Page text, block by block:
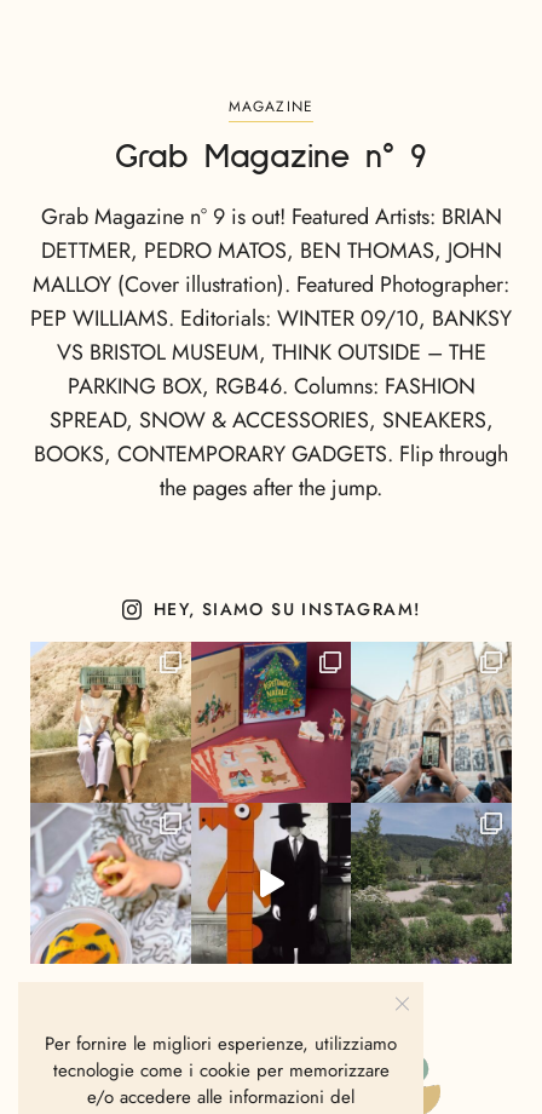
MAGAZINE
Grab Magazine n° 9
Grab Magazine n° 9 is out! Featured Artists: BRIAN
DETTMER, PEDRO MATOS, BEN THOMAS, JOHN
MALLOY (Cover illustration). Featured Photographer:
PEP WILLIAMS. Editorials: WINTER 09/10, BANKSY
VS BRISTOL MUSEUM, THINK OUTSIDE – THE
PARKING BOX, RGB46. Columns: FASHION
SPREAD, SNOW & ACCESSORIES, SNEAKERS,
BOOKS, CONTEMPORARY GADGETS. Flip through
the pages after the jump.
HEY, SIAMO SU INSTAGRAM!
Per fornire le migliori esperienze, utilizziamo
tecnologie come i cookie per memorizzare
e/o accedere alle informazioni del